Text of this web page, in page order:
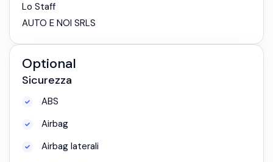
Lo Staff
AUTO E NOI SRLS
Optional
Sicurezza
ABS
Airbag
Airbag laterali